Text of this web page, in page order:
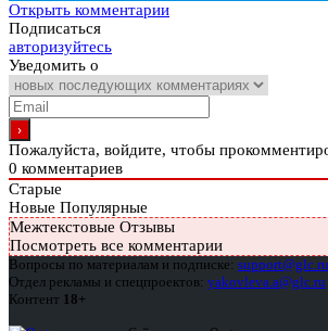
Открыть комментарии
Подписаться
авторизуйтесь
Уведомить о
Пожалуйста, войдите, чтобы
0 комментариев
Старые
Новые Популярные
Межтекстовые Отзывы
Посмотреть все комментарии
Вопросы по материалам и подписке: support@glc.ru
Отдел рекламы и спецпроектов: yakovleva.a@glc.ru
Контент 18+